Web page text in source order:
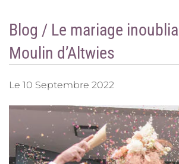
Blog / Le mariage
Moulin d’Altwies
Le 10 Septembre 2022